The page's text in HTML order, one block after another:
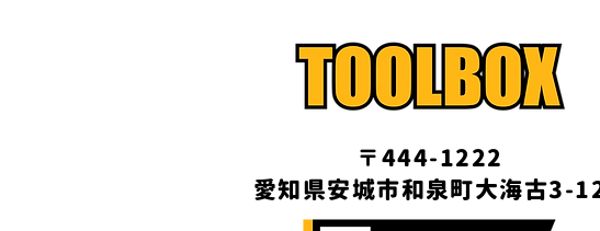
〒444-1222
愛知県安城市和泉町大海古3-